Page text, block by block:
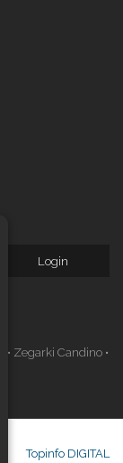
• Zegarki Candino •
Topinfo DIGITAL